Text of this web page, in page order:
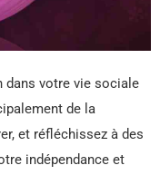
dans votre vie sociale
de la
et réfléchissez à des
indépendance et